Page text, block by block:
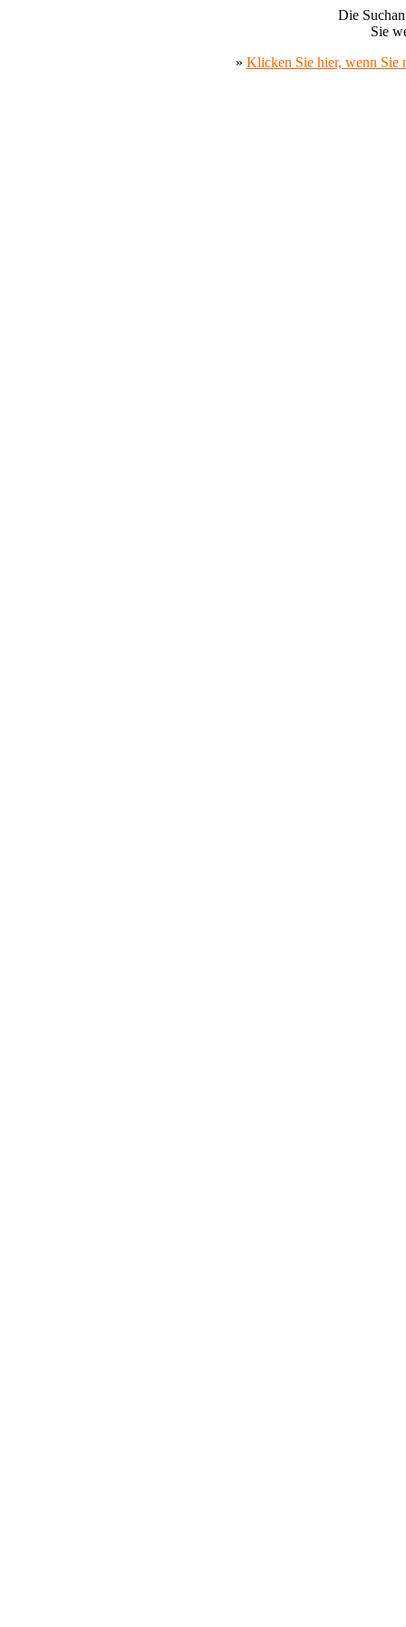
Die
Sie
» Klicken Sie hier, wenn Sie